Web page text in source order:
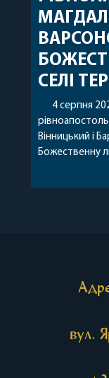
СЕЛІ
4 серпня
Вінницький і
Божественну
Богородиці
вул.